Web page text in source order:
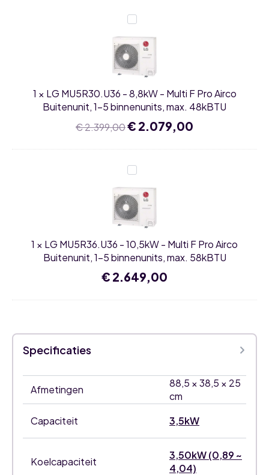
LG
MU5R30.U36
-
8,8kW
-
Multi
F
Airco
Buitenunit,
1-
5
binnenunits,
48kBTU
1 × LG MU5R30.U36 - 8,8kW - Multi F Pro Airco
Buitenunit, 1-5 binnenunits, max. 48kBTU
€2.399,00Oorspronkelijke
was:
€ 2.399,00.
€ 2.079,00
is:
LG
MU5R36.U36
-
10,5kW
-
Multi
F
Airco
Buitenunit,
1-
5
binnenunits,
58kBTU
1 × LG MU5R36.U36 - 10,5kW - Multi F Pro Airco
Buitenunit, 1-5 binnenunits, max. 58kBTU
€ 2.649,00
Specificaties
Afmetingen
88,5 × 38,5 × 25
cm
Capaciteit
3,5kW
Koelcapaciteit
3,50kW (0,89 ~
4,04)